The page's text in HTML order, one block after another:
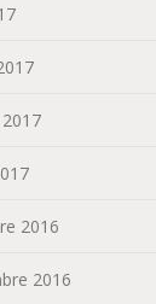
2016
2016